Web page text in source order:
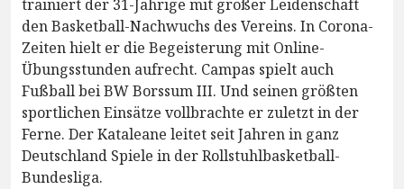
trainiert der 31-Jährige mit großer Leidenschaft
den Basketball-Nachwuchs des Vereins. In Corona-
Zeiten hielt er die Begeisterung mit Online-
Übungsstunden aufrecht. Campas spielt auch
Fußball bei BW Borssum III. Und seinen größten
sportlichen Einsätze vollbrachte er zuletzt in der
Ferne. Der Kataleane leitet seit Jahren in ganz
Deutschland Spiele in der Rollstuhlbasketball-
Bundesliga.